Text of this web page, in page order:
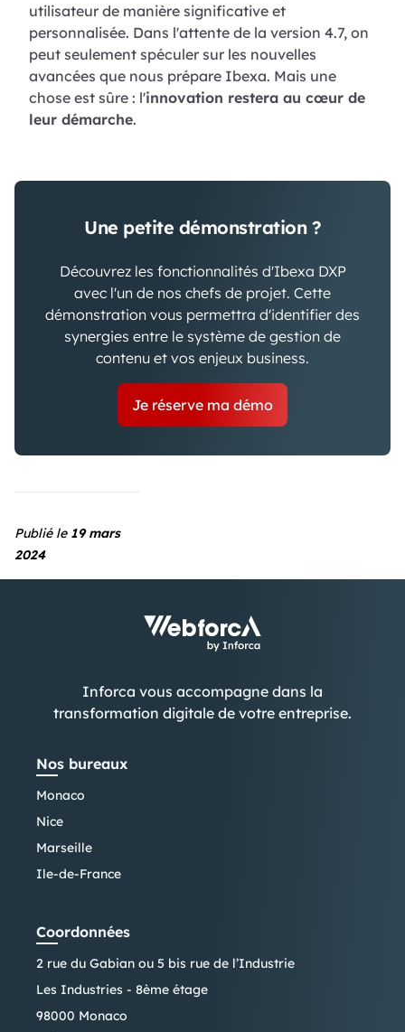
Publié le 19 mars
2024
utilisateur de manière significative et
personnalisée. Dans l'attente de la version 4.7, on
peut seulement spéculer sur les nouvelles
avancées que nous prépare Ibexa. Mais une
chose est sûre : l'innovation restera au cœur de
leur démarche.
Une petite démonstration ?
Découvrez les fonctionnalités d'Ibexa DXP
avec l'un de nos chefs de projet. Cette
démonstration vous permettra d'identifier des
synergies entre le système de gestion de
contenu et vos enjeux business.
Je réserve ma démo
Inforca vous accompagne dans la
transformation digitale de votre entreprise.
Nos bureaux
Monaco
Nice
Marseille
Ile-de-France
Coordonnées
2 rue du Gabian ou 5 bis rue de l’Industrie
Les Industries - 8ème étage
98000 Monaco